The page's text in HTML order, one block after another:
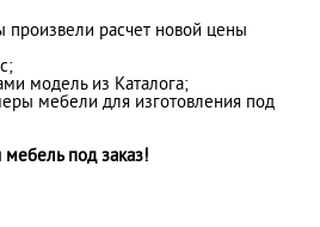
расчет новой цены
модель из Каталога;
мебели для изготовления под
под заказ!